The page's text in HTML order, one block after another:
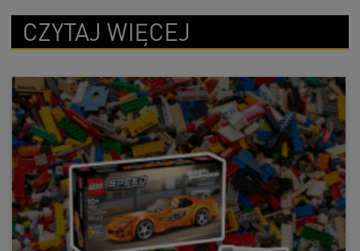
CZYTAJ WIĘCEJ